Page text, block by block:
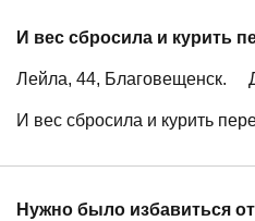
И вес сбросила и курить
Лейла, 44, Благовещенск.
И вес сбросила и курить
Нужно было избавиться